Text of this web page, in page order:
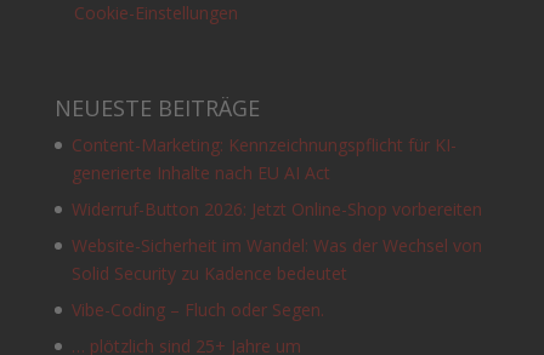
Cookie-Einstellungen
NEUESTE BEITRÄGE
Content-Marketing: Kennzeichnungspflicht für KI-
generierte Inhalte nach EU AI Act
Widerruf-Button 2026: Jetzt Online-Shop vorbereiten
Website-Sicherheit im Wandel: Was der Wechsel von
Solid Security zu Kadence bedeutet
Vibe-Coding – Fluch oder Segen.
… plötzlich sind 25+ Jahre um